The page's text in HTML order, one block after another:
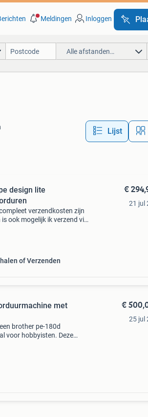
Meldingen Inloggen
Alle afstanden…
Lijst
design lite
verzendkosten zijn
ook mogelijk ik verzend via
of Verzenden
€
21 jul
met
brother pe-180d
voor hobbyisten. Deze
€
25 jul